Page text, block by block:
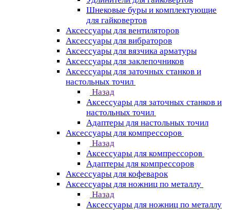
Шнековые буры и комплектующие
для гайковертов
Аксессуары для вентиляторов
Аксессуары для вибраторов
Аксессуары для вязчика арматуры
Аксессуары для заклепочников
Аксессуары для заточных станков и
настольных точил
Назад
Аксессуары для заточных станков и
настольных точил
Адаптеры для настольных точил
Аксессуары для компрессоров
Назад
Аксессуары для компрессоров
Адаптеры для компрессоров
Аксессуары для кофеварок
Аксессуары для ножниц по металлу
Назад
Аксессуары для ножниц по металлу